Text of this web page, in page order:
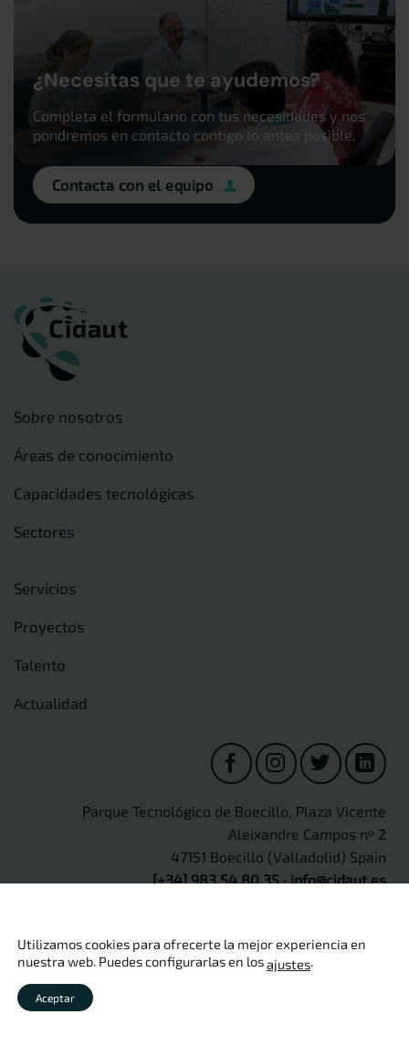
¿Necesitas que te ayudemos?
Completa el formulario con tus necesidades y nos
pondremos en contacto contigo lo antes posible.
Contacta con el equipo
Sobre nosotros
Áreas de conocimiento
Capacidades tecnológicas
Sectores
Servicios
Proyectos
Talento
Actualidad
Parque Tecnológico de Boecillo, Plaza Vicente
Aleixandre Campos nº 2
47151 Boecillo (Valladolid) Spain
[+34] 983 54 80 35·info@cidaut.es
Aviso legal ·
de calidad
Copyright 2026 © CIDAUT
Utilizamos cookies para ofrecerte la mejor experiencia en
nuestra web. Puedes configurarlas en losajustes.
Aceptar